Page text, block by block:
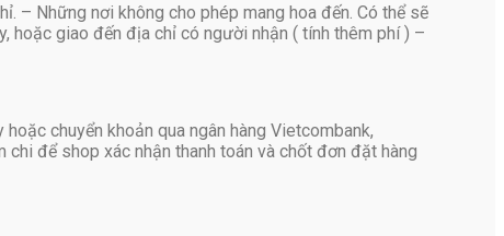
– Những nơi không cho phép mang hoa đến. Có thể sẽ
hoặc giao đến địa chỉ có người nhận ( tính thêm phí ) –
chuyển khoản qua ngân hàng Vietcombank,
chi để shop xác nhận thanh toán và chốt đơn đặt hàng